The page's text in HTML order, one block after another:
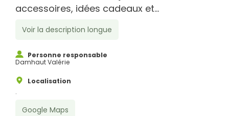
accessoires, idées cadeaux et...
Voir la description longue
Personne responsable
Damhaut Valérie
Localisation
.
Google Maps